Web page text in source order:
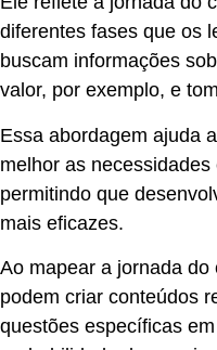
diferentes fases que os
buscam informações
valor, por exemplo, e
Essa abordagem ajuda
melhor as
permitindo que
mais eficazes.
Ao mapear a jornada
podem criar conteúdos
questões específicas